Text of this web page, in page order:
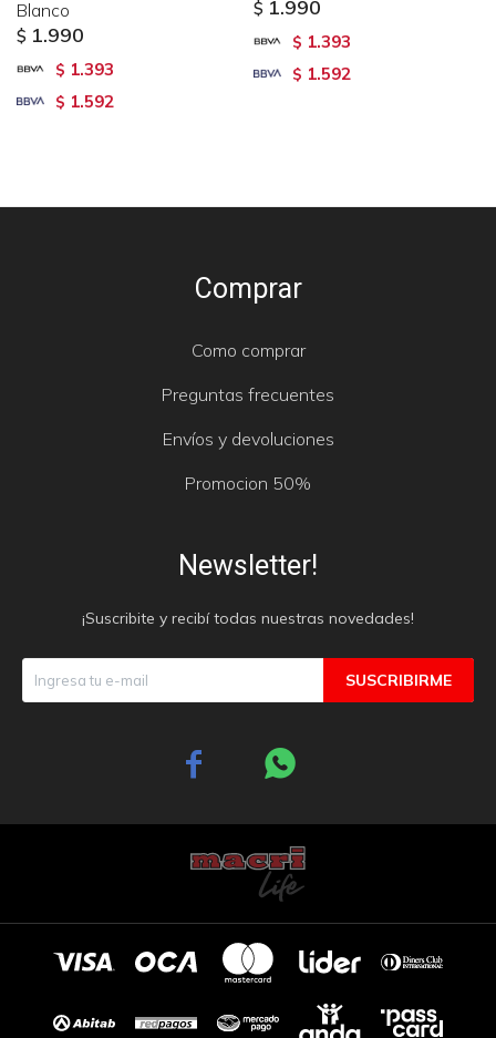
Blanco
$ 1.990
$ 1.393
$ 1.592
$ 1.990
$ 1.393
$ 1.592
Comprar
Como comprar
Preguntas frecuentes
Envíos y devoluciones
Promocion 50%
Newsletter!
¡Suscribite y recibí todas nuestras novedades!
SUSCRIBIRME
 